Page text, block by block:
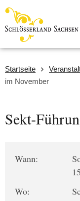
Startseite
im November
Sekt-
Wann:
Wo: